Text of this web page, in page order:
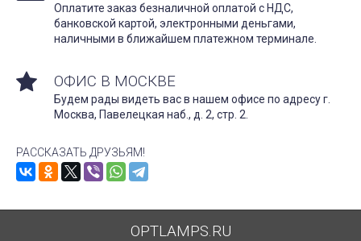
Оплатите заказ безналичной оплатой с НДС,
банковской картой, электронными деньгами,
наличными в ближайшем платежном терминале.
ОФИС В МОСКВЕ
Будем рады видеть вас в нашем офисе по адресу г.
Москва, Павелецкая наб., д. 2, стр. 2.
РАССКАЗАТЬ ДРУЗЬЯМ!
OPTLAMPS.RU